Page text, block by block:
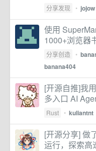
分享发现 • jojow
使用
1000+浏览器
分享创造 •
banana404
[开源自推]我
多入口 AI
Rust • kuliantnt
[开源分享] 做
运行，探索高